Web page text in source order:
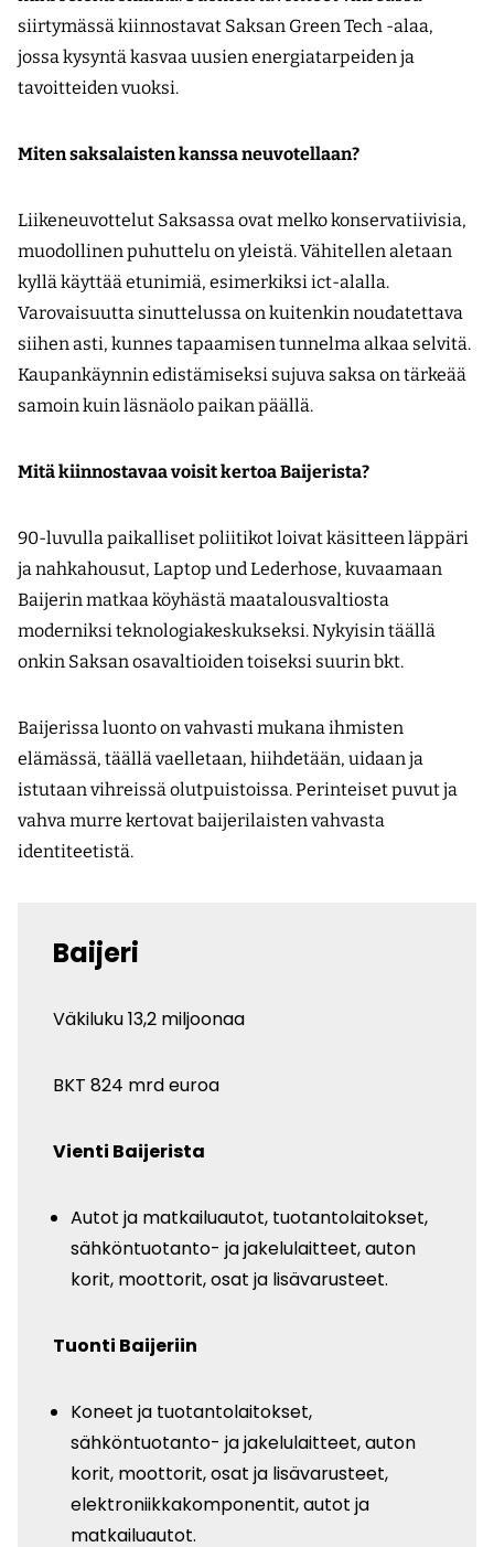
siirtymässä kiinnostavat Saksan Green Tech -alaa,
jossa kysyntä kasvaa uusien energiatarpeiden ja
tavoitteiden vuoksi.
Miten saksalaisten kanssa neuvotellaan?
Liikeneuvottelut Saksassa ovat melko konservatiivisia,
muodollinen puhuttelu on yleistä. Vähitellen aletaan
kyllä käyttää etunimiä, esimerkiksi ict-alalla.
Varovaisuutta sinuttelussa on kuitenkin noudatettava
siihen asti, kunnes tapaamisen tunnelma alkaa selvitä.
Kaupankäynnin edistämiseksi sujuva saksa on tärkeää
samoin kuin läsnäolo paikan päällä.
Mitä kiinnostavaa voisit kertoa Baijerista?
90-luvulla paikalliset poliitikot loivat käsitteen läppäri
ja nahkahousut, Laptop und Lederhose, kuvaamaan
Baijerin matkaa köyhästä maatalousvaltiosta
moderniksi teknologiakeskukseksi. Nykyisin täällä
onkin Saksan osavaltioiden toiseksi suurin bkt.
Baijerissa luonto on vahvasti mukana ihmisten
elämässä, täällä vaelletaan, hiihdetään, uidaan ja
istutaan vihreissä olutpuistoissa. Perinteiset puvut ja
vahva murre kertovat baijerilaisten vahvasta
identiteetistä.
Baijeri
Väkiluku 13,2 miljoonaa
BKT 824 mrd euroa
Vienti Baijerista
Autot ja matkailuautot, tuotantolaitokset,
sähköntuotanto- ja jakelulaitteet, auton
korit, moottorit, osat ja lisävarusteet.
Tuonti Baijeriin
Koneet ja tuotantolaitokset,
sähköntuotanto- ja jakelulaitteet, auton
korit, moottorit, osat ja lisävarusteet,
elektroniikkakomponentit, autot ja
matkailuautot.